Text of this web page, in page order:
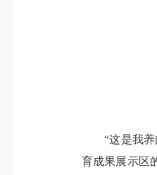
“这是我养的
育成果展示区